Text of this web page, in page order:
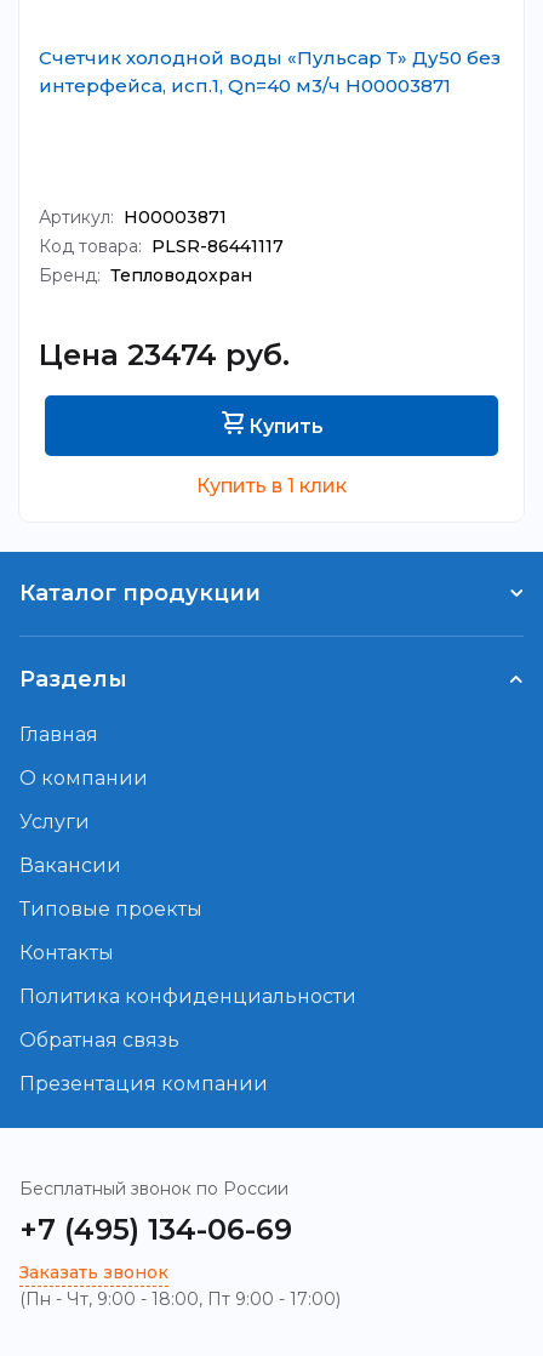
Счетчик холодной воды «Пульсар Т» Ду50 без
интерфейса, исп.1, Qn=40 м3/ч Н00003871
Артикул: Н00003871
Код товара: PLSR-86441117
Бренд: Тепловодохран
Цена 23474 руб.
Купить
Купить в 1 клик
Каталог продукции
Разделы
Главная
О компании
Услуги
Вакансии
Типовые проекты
Контакты
Политика конфиденциальности
Обратная связь
Презентация компании
Бесплатный звонок по России
+7 (495) 134-06-69
Заказать звонок
(Пн - Чт, 9:00 - 18:00, Пт 9:00 - 17:00)